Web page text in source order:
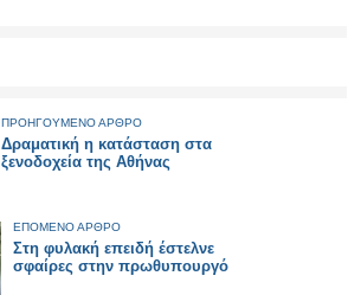
ΠΡΟΗΓΟΥΜΕΝΟ ΑΡΘΡΟ
Δραματική η κατάσταση στα
ξενοδοχεία της Αθήνας
ΕΠΟΜΕΝΟ ΑΡΘΡΟ
Στη φυλακή επειδή έστελνε
σφαίρες στην πρωθυπουργό